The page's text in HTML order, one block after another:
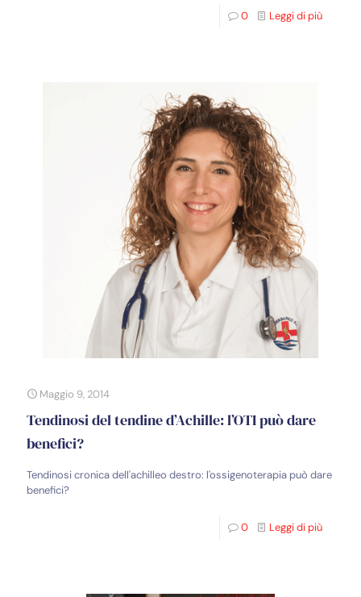
0 Leggi di più
Maggio 9, 2014
Tendinosi del tendine d’Achille: l’OTI può dare
benefici?
Tendinosi cronica dell'achilleo destro: l'ossigenoterapia può dare
benefici?
0 Leggi di più